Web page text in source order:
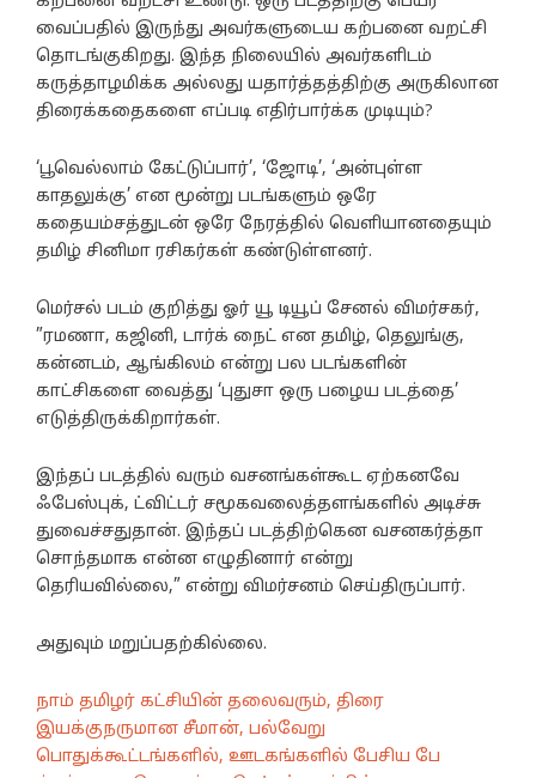
வைப்பதில் இருந்து அவர்களுடைய கற்பனை வறட்சி
தொடங்குகிறது. இந்த நிலையில் அவர்களிடம்
கருத்தாழமிக்க அல்லது யதார்த்தத்திற்கு அருகிலான
திரைக்கதைகளை எப்படி எதிர்பார்க்க முடியும்?
‘பூவெல்லாம் கேட்டுப்பார்’, ‘ஜோடி’, ‘அன்புள்ள
காதலுக்கு’ என மூன்று படங்களும் ஒரே
கதையம்சத்துடன் ஒரே நேரத்தில் வெளியானதையும்
தமிழ் சினிமா ரசிகர்கள் கண்டுள்ளனர்.
மெர்சல் படம் குறித்து ஓர் யூ டியூப் சேனல் விமர்சகர்,
”ரமணா, கஜினி, டார்க் நைட் என தமிழ், தெலுங்கு,
கன்னடம், ஆங்கிலம் என்று பல படங்களின்
காட்சிகளை வைத்து ‘புதுசா ஒரு பழைய படத்தை’
எடுத்திருக்கிறார்கள்.
இந்தப் படத்தில் வரும் வசனங்கள்கூட ஏற்கனவே
ஃபேஸ்புக், ட்விட்டர் சமூகவலைத்தளங்களில் அடிச்சு
துவைச்சதுதான். இந்தப் படத்திற்கென வசனகர்த்தா
சொந்தமாக என்ன எழுதினார் என்று
தெரியவில்லை,” என்று விமர்சனம் செய்திருப்பார்.
அதுவும் மறுப்பதற்கில்லை.
நாம் தமிழர் கட்சியின் தலைவரும், திரை
இயக்குநருமான சீமான், பல்வேறு
பொதுக்கூட்டங்களில், ஊடகங்களில் பேசிய பே